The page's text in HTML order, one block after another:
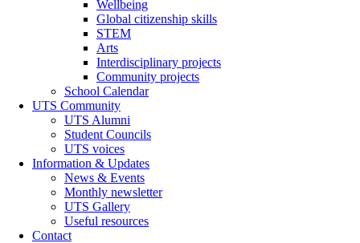
Wellbeing
Global citizenship skills
STEM
Arts
Interdisciplinary projects
Community projects
School Calendar
UTS Community
UTS Alumni
Student Councils
UTS voices
Information & Updates
News & Events
Monthly newsletter
UTS Gallery
Useful resources
Contact